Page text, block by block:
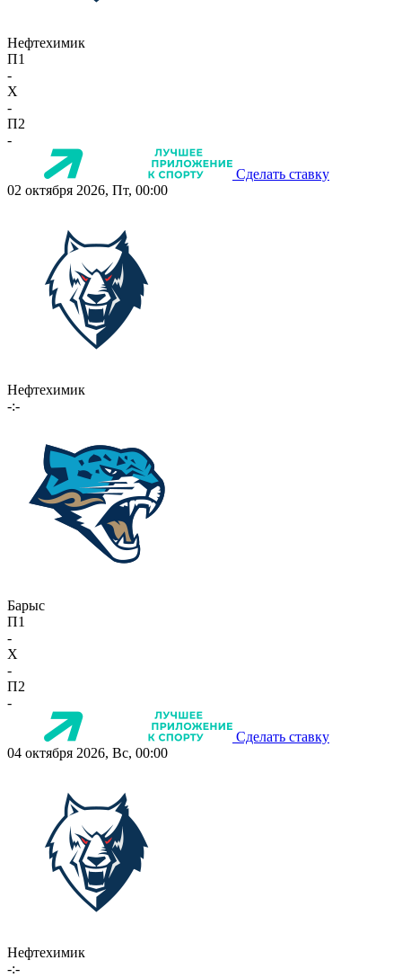
Нефтехимик
П1
-
X
-
П2
-
Сделать ставку
02 октября 2026, Пт, 00:00
Нефтехимик
-:-
Барыс
П1
-
X
-
П2
-
Сделать ставку
04 октября 2026, Вс, 00:00
Нефтехимик
-:-